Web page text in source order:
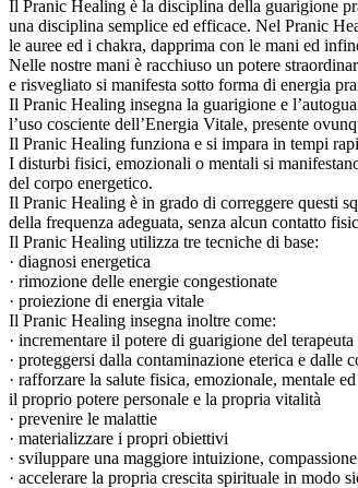
Il Pranic Healing è la disciplina della guarigione
una disciplina semplice ed efficace. Nel Pranic
le auree ed i chakra, dapprima con le mani ed
Nelle nostre mani è racchiuso un potere
e risvegliato si manifesta sotto forma di energia
Il Pranic Healing insegna la guarigione e
l’uso cosciente dell’Energia Vitale, presente
Il Pranic Healing funziona e si impara in tempi
I disturbi fisici, emozionali o mentali si
del corpo energetico.
Il Pranic Healing è in grado di correggere questi
della frequenza adeguata, senza alcun contatto
Il Pranic Healing utilizza tre tecniche di base:
· diagnosi energetica
· rimozione delle energie congestionate
· proiezione di energia vitale
Il Pranic Healing insegna inoltre come:
· incrementare il potere di guarigione del terapeuta
· proteggersi dalla contaminazione eterica e dalle
· rafforzare la salute fisica, emozionale, mentale
il proprio potere personale e la propria vitalità
· prevenire le malattie
· materializzare i propri obiettivi
· sviluppare una maggiore intuizione,
· accelerare la propria crescita spirituale in modo